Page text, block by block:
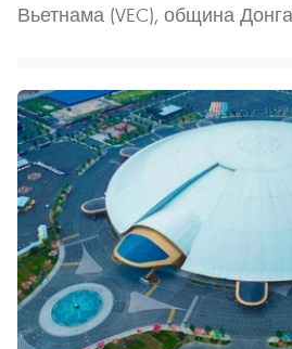
Вьетнама (VEC), община